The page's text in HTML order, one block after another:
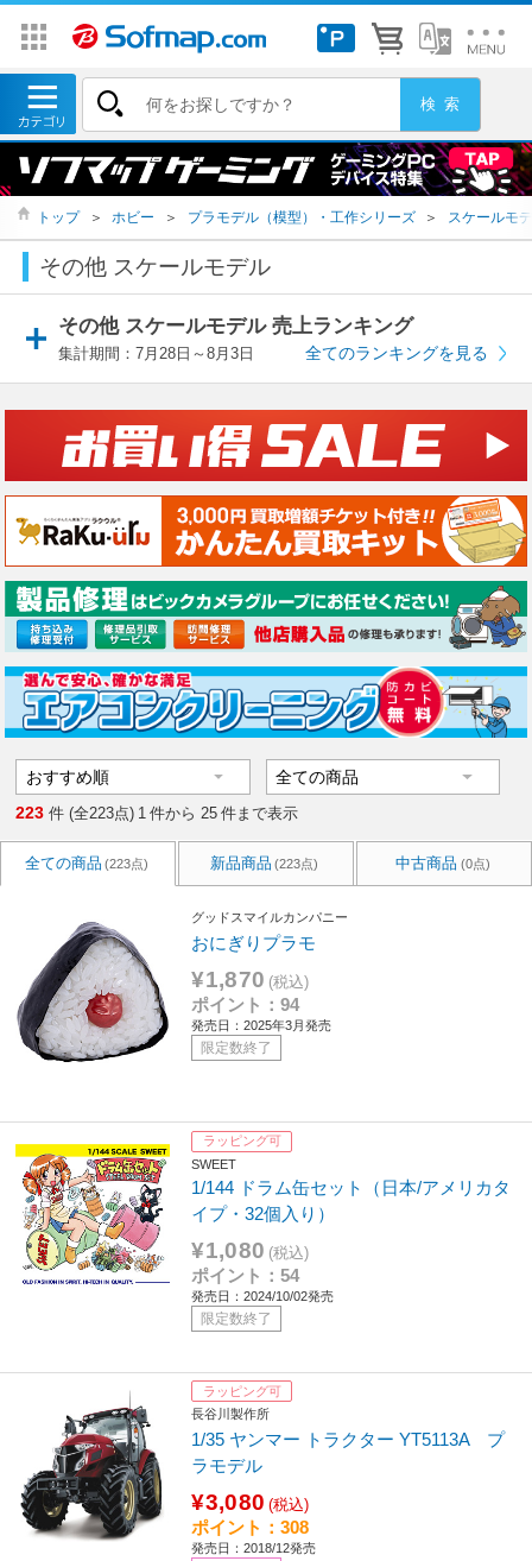
トップ ＞ ホビー ＞ プラモデル（模型）・工作シリーズ ＞ スケールモ
その他 スケールモデル
その他 スケールモデル 売上ランキング
集計期間：7月28日～8月3日 全てのランキングを見る
223 件 (全223点) 1 件から 25 件まで表示
全ての商品 (223点) 新品商品 (223点) 中古商品 (0点)
グッドスマイルカンパニー
おにぎりプラモ
¥1,870 (税込)
ポイント：94
発売日：2025年3月発売
限定数終了
ラッピング可
SWEET
1/144 ドラム缶セット（日本/アメリカタ
イプ・32個入り）
¥1,080 (税込)
ポイント：54
発売日：2024/10/02発売
限定数終了
ラッピング可
長谷川製作所
1/35 ヤンマー トラクター YT5113A プ
ラモデル
¥3,080 (税込)
ポイント：308
発売日：2018/12発売